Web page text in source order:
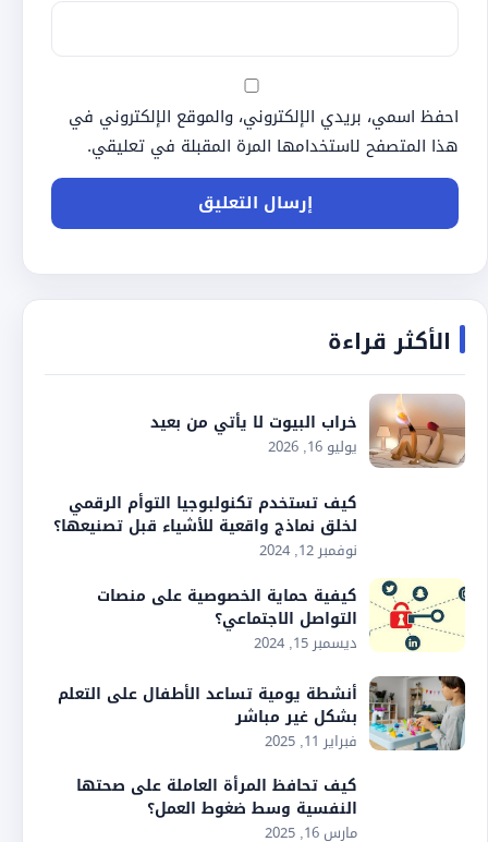
احفظ اسمي، بريدي الإلكتروني، والموقع الإلكتروني في
هذا المتصفح لاستخدامها المرة المقبلة في تعليقي.
الأكثر قراءة
خراب البيوت لا يأتي من بعيد
يوليو 16, 2026
كيف تستخدم تكنولبوجيا التوأم الرقمي
لخلق نماذج واقعية للأشياء قبل تصنيعها؟
نوفمبر 12, 2024
كيفية حماية الخصوصية على منصات
التواصل الاجتماعي؟
ديسمبر 15, 2024
أنشطة يومية تساعد الأطفال على التعلم
بشكل غير مباشر
فبراير 11, 2025
كيف تحافظ المرأة العاملة على صحتها
النفسية وسط ضغوط العمل؟
مارس 16, 2025